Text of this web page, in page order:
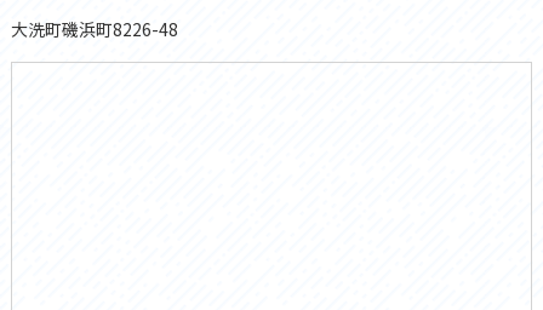
大洗町磯浜町8226-48